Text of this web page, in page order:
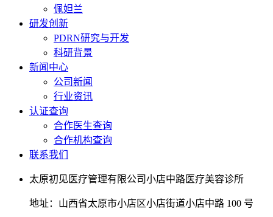
佩妲兰
研发创新
PDRN研究与开发
科研背景
新闻中心
公司新闻
行业资讯
认证查询
合作医生查询
合作机构查询
联系我们
太原初见医疗管理有限公司小店中路医疗美容诊所
地址：山西省太原市小店区小店街道小店中路 100 号